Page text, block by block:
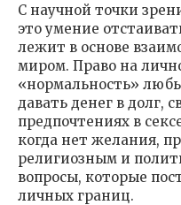
С научной точки
это умение
лежит в основе
миром. Право на
«нормальность»
давать денег в долг,
предпочтениях в
когда нет желания,
религиозным и
вопросы, которые
личных границ.